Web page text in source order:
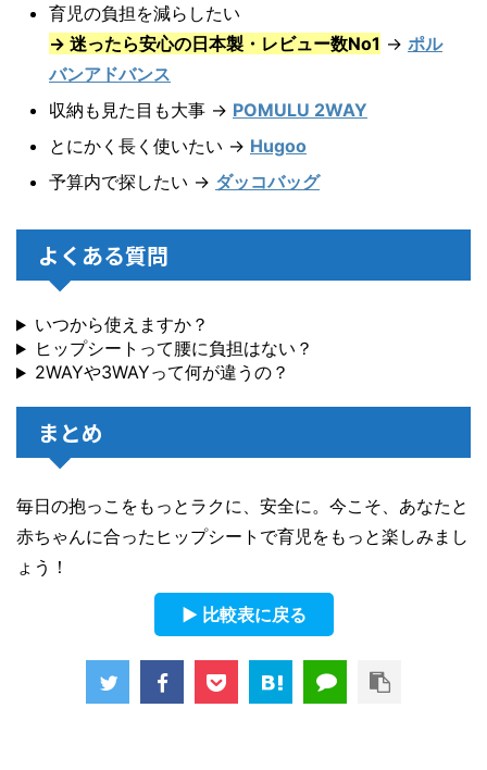
育児の負担を減らしたい
→ 迷ったら安心の日本製・レビュー数No1 → ポル
バンアドバンス
収納も見た目も大事 → POMULU 2WAY
とにかく長く使いたい → Hugoo
予算内で探したい → ダッコバッグ
よくある質問
いつから使えますか？
ヒップシートって腰に負担はない？
2WAYや3WAYって何が違うの？
まとめ
毎日の抱っこをもっとラクに、安全に。今こそ、あなたと
赤ちゃんに合ったヒップシートで育児をもっと楽しみまし
ょう！
▶ 比較表に戻る